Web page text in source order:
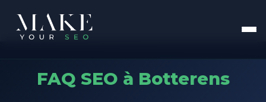
FAQ SEO à Botterens